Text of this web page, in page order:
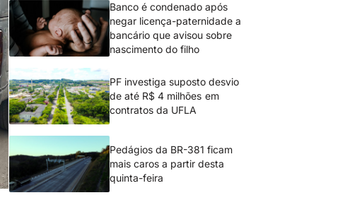
Banco é condenado após
negar licença-paternidade a
bancário que avisou sobre
nascimento do filho
PF investiga suposto desvio
de até R$ 4 milhões em
contratos da UFLA
Pedágios da BR-381 ficam
mais caros a partir desta
quinta-feira